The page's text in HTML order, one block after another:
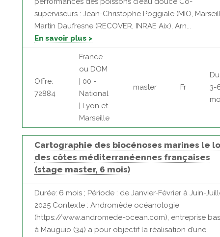
superviseurs : Jean-Christophe Poggiale (MIO,
Martin Daufresne (RECOVER, INRAE Aix), Arn...
En savoir plus >
Offre:
72884
France
ou DOM
| 00 -
National
| Lyon et
Marseille
master Fr
3-
Cartographie des biocénoses marines le
des côtes méditerranéennes françaises
(stage master, 6 mois)
Durée: 6 mois ; Période : de Janvier-Février à Juin-
2025 Contexte : Andromède océanologie
(https://www.andromede-ocean.com), entreprise
à Mauguio (34) a pour objectif la réalisation d’une